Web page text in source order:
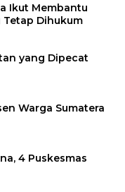
Ikut Membantu
Tetap Dihukum
yang Dipecat
Warga Sumatera
4 Puskesmas